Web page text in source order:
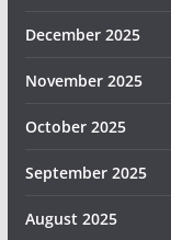
December 2025
November 2025
October 2025
September 2025
August 2025